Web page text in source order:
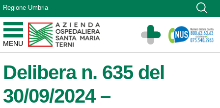
Vai ai contenuti
Vai al menu di navigazione
Vai al footer
Regione Umbria
MENU
Azienda Ospedaliera Santa Maria di Terni
Sito Istituzionale
Delibera n. 635 del
30/09/2024 –